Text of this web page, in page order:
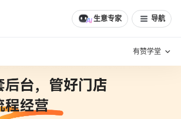
生意专家 导航
有赞学堂
增长方法